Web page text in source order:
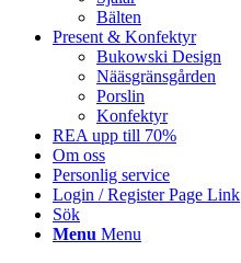
Bälten
Present & Konfektyr
Bukowski Design
Nääsgränsgården
Porslin
Konfektyr
REA upp till 70%
Om oss
Personlig service
Login / Register Page Link
Sök
Menu Menu